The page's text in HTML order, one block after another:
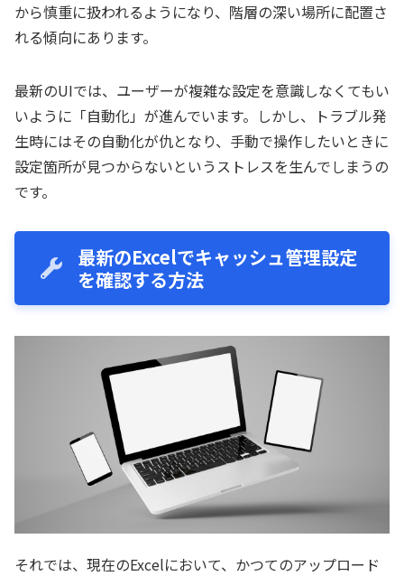
から慎重に扱われるようになり、階層の深い場所に配置さ
れる傾向にあります。
最新のUIでは、ユーザーが複雑な設定を意識しなくてもい
いように「自動化」が進んでいます。しかし、トラブル発
生時にはその自動化が仇となり、手動で操作したいときに
設定箇所が見つからないというストレスを生んでしまうの
です。
最新のExcelでキャッシュ管理設定
を確認する方法
それでは、現在のExcelにおいて、かつてのアップロード